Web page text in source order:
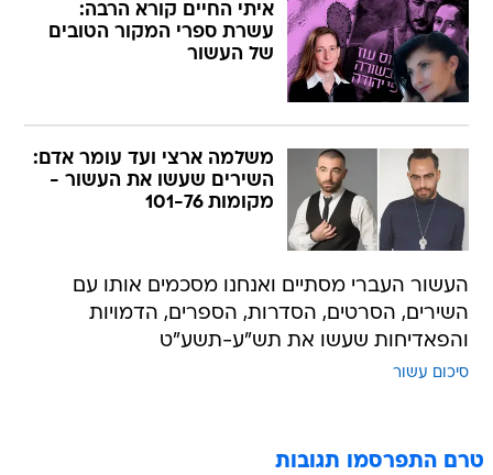
איתי החיים קורא הרבה:
עשרת ספרי המקור הטובים
של העשור
משלמה ארצי ועד עומר אדם:
השירים שעשו את העשור -
מקומות 101-76
העשור העברי מסתיים ואנחנו מסכמים אותו עם
השירים, הסרטים, הסדרות, הספרים, הדמויות
והפאדיחות שעשו את תש"ע-תשע"ט
סיכום עשור
טרם התפרסמו תגובות